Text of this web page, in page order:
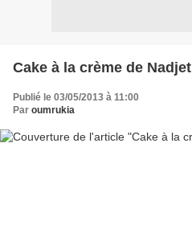
Cake à la crème de Nadjet
Publié le 03/05/2013 à 11:00
Par oumrukia